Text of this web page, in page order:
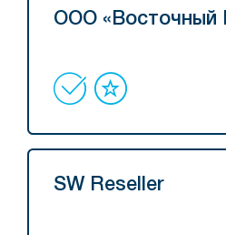
ООО «Восточный
SW Reseller